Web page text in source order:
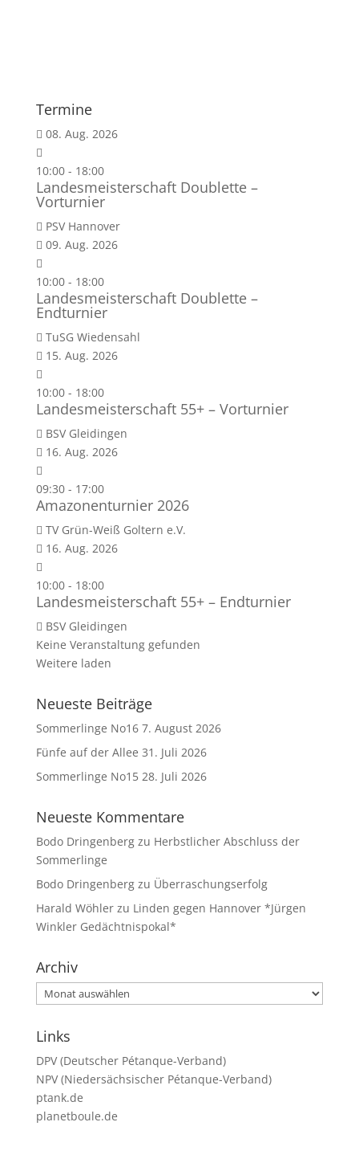
Termine
08. Aug. 2026
10:00- 18:00
Landesmeisterschaft Doublette –
Vorturnier
PSV Hannover
09. Aug. 2026
10:00- 18:00
Landesmeisterschaft Doublette –
Endturnier
TuSG Wiedensahl
15. Aug. 2026
10:00- 18:00
Landesmeisterschaft 55+ – Vorturnier
BSV Gleidingen
16. Aug. 2026
09:30- 17:00
Amazonenturnier 2026
TV Grün-Weiß Goltern e.V.
16. Aug. 2026
10:00- 18:00
Landesmeisterschaft 55+ – Endturnier
BSV Gleidingen
Keine Veranstaltung gefunden
Weitere laden
Neueste Beiträge
Sommerlinge No16 7. August 2026
Fünfe auf der Allee 31. Juli 2026
Sommerlinge No15 28. Juli 2026
Neueste Kommentare
Bodo Dringenbergzu Herbstlicher Abschluss der
Sommerlinge
Bodo Dringenbergzu Überraschungserfolg
Harald Wöhlerzu Linden gegen Hannover *Jürgen
Winkler Gedächtnispokal*
Archiv
Archiv
Links
DPV (Deutscher Pétanque-Verband)
NPV (Niedersächsischer Pétanque-Verband)
ptank.de
planetboule.de